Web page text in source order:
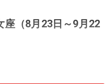
座（8月23日～9月22